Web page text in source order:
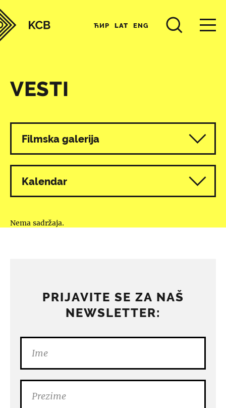
ЋИР LAT ENG
VESTI
Svi programi
Filmska galerija
Kalendar
Nema sadržaja.
PRIJAVITE SE ZA NAŠ
NEWSLETTER: